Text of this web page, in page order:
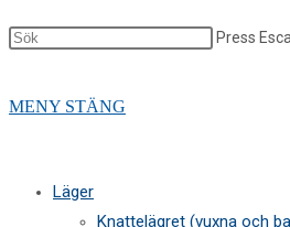
Press
MENY STÄNG
Läger
Knattelägret (vuxna och